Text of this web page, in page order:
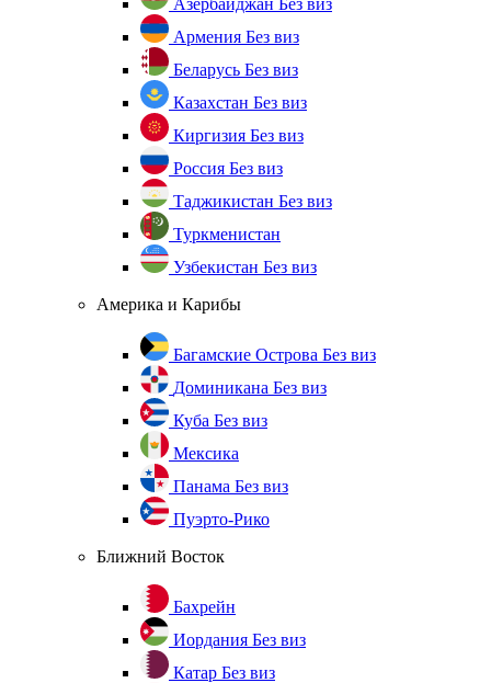
Азербайджан Без виз
Армения Без виз
Беларусь Без виз
Казахстан Без виз
Киргизия Без виз
Россия Без виз
Таджикистан Без виз
Туркменистан
Узбекистан Без виз
Америка и Карибы
Багамские Острова Без виз
Доминикана Без виз
Куба Без виз
Мексика
Панама Без виз
Пуэрто-Рико
Ближний Восток
Бахрейн
Иордания Без виз
Катар Без виз